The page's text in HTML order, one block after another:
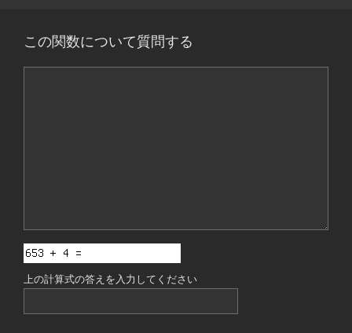
この関数について質問する
上の計算式の答えを入力してください